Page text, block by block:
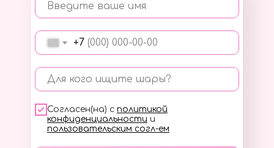
Введите ваше имя
+7
Для кого ищите шары?
Согласен(на) с политикой
конфиденциальности и
пользовательским согл-ем